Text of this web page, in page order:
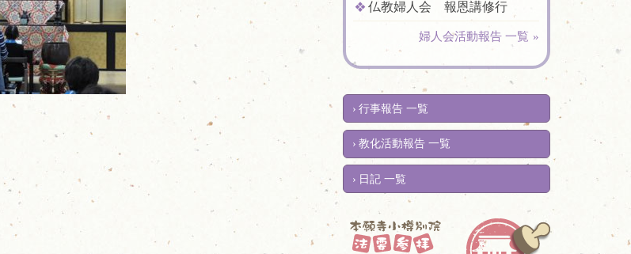
仏教婦人会 報恩講修行
婦人会活動報告 一覧
行事報告 一覧
教化活動報告 一覧
日記 一覧